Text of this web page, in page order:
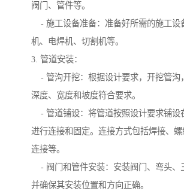
阀门、管件等。
- 施工设备准备：准备好所需的施工设
机、电焊机、切割机等。
3. 管道安装：
- 管沟开挖：根据设计要求，开挖管沟
深度、宽度和坡度符合要求。
- 管道铺设：将管道按照设计要求铺设
进行连接和固定。连接方式包括焊接、
连接等。
- 阀门和管件安装：安装阀门、弯头、
并确保其安装位置和方向正确。